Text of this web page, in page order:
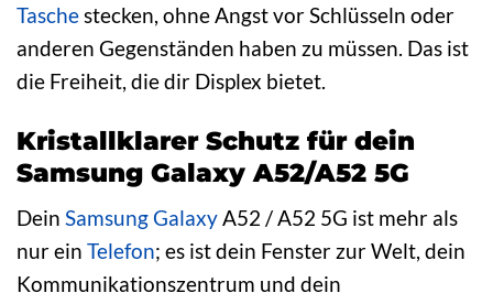
Taschestecken, ohne Angst vor Schlüsseln oder
anderen Gegenständen haben zu müssen. Das ist
die Freiheit, die dir Displex bietet.
Kristallklarer Schutz für dein
Samsung Galaxy A52/A52 5G
Dein Samsung GalaxyA52 / A52 5G ist mehr als
nur ein Telefon; es ist dein Fenster zur Welt, dein
Kommunikationszentrum und dein